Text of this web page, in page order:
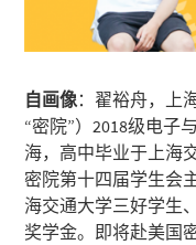
自画像：翟裕舟，上
“密院”）2018级电子
海，高中毕业于上海
密院第十四届学生会
海交通大学三好学生
奖学金。即将赴美国